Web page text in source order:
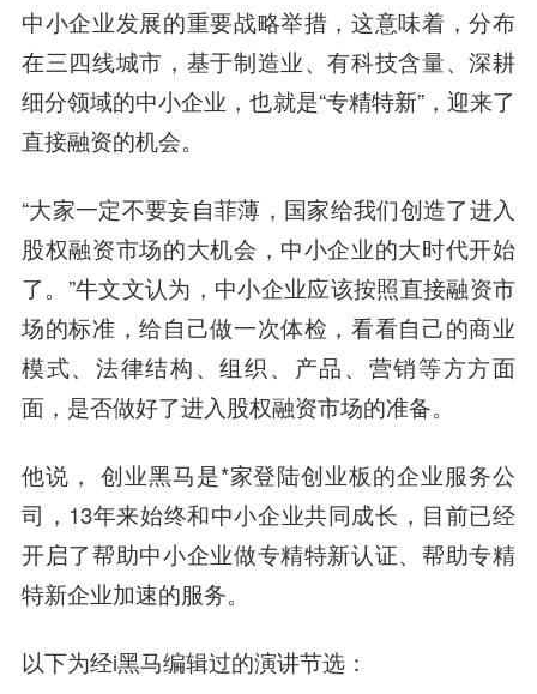
中小企业发展的重要战略举措，这意味着，分布
在三四线城市，基于制造业、有科技含量、深耕
细分领域的中小企业，也就是“专精特新”，迎来了
直接融资的机会。
“大家一定不要妄自菲薄，国家给我们创造了进入
股权融资市场的大机会，中小企业的大时代开始
了。”牛文文认为，中小企业应该按照直接融资市
场的标准，给自己做一次体检，看看自己的商业
模式、法律结构、组织、产品、营销等方方面
面，是否做好了进入股权融资市场的准备。
他说， 创业黑马是*家登陆创业板的企业服务公
司，13年来始终和中小企业共同成长，目前已经
开启了帮助中小企业做专精特新认证、帮助专精
特新企业加速的服务。
以下为经i黑马编辑过的演讲节选：